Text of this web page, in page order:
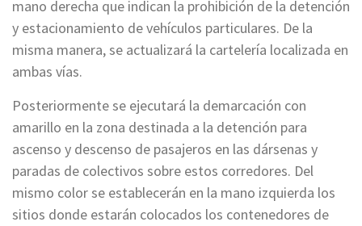
mano derecha que indican la prohibición de la detención
y estacionamiento de vehículos particulares. De la
misma manera, se actualizará la cartelería localizada en
ambas vías.
Posteriormente se ejecutará la demarcación con
amarillo en la zona destinada a la detención para
ascenso y descenso de pasajeros en las dársenas y
paradas de colectivos sobre estos corredores. Del
mismo color se establecerán en la mano izquierda los
sitios donde estarán colocados los contenedores de